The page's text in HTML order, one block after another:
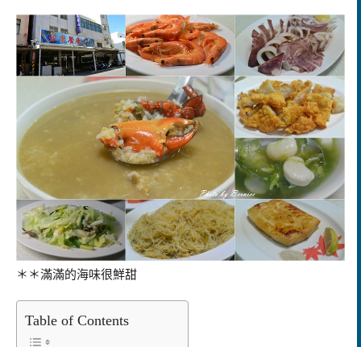
＊＊滿滿的海味很鮮甜
Table of Contents